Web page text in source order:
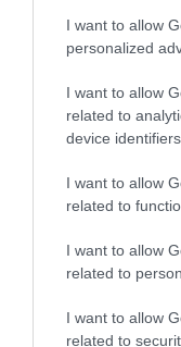
I want to allow
personalized
I want to allow
related to
device
I want to allow
related to
I want to allow
related to
I want to allow
related to
PIACOK